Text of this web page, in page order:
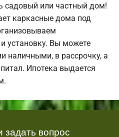
садовый или частный дом!
каркасные дома под
установку. Вы можете
наличными, в рассрочку, а
Ипотека выдается
задать вопрос